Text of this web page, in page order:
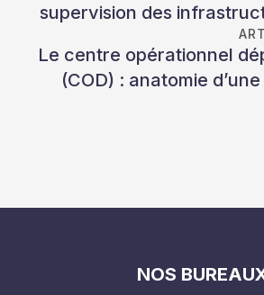
supervision des
Le centre opérationnel
(COD) : anatomie
NOS